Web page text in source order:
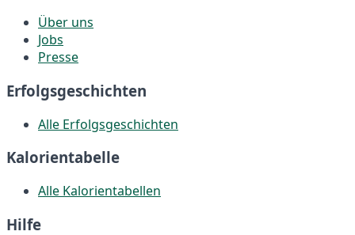
Über uns
Jobs
Presse
Erfolgsgeschichten
Alle Erfolgsgeschichten
Kalorientabelle
Alle Kalorientabellen
Hilfe